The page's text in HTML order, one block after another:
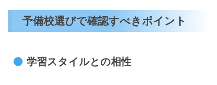
予備校選びで確認すべきポイント
学習スタイルとの相性